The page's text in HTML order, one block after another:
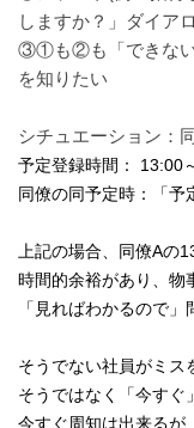
しますか？」ダイア
③①も②も「できない
を知りたい
シチュエーション：
予定登録時間： 13:00
同僚の同予定時：「予
上記の場合、同僚Aの
時間的余裕があり、物
「見ればわかるので」
そうでない社員がミス
そうではなく「今すぐ
今すぐ周知は出来るが